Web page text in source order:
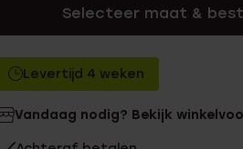
Selecteer maat &
Levertijd 4 weken
Vandaag nodig? Bekijk